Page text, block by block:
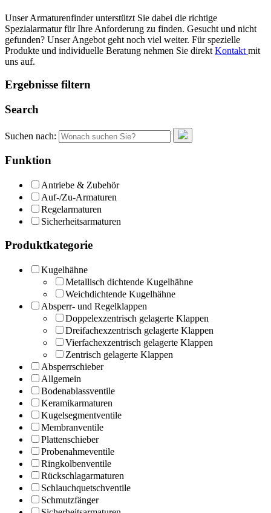
Unser Armaturenfinder unterstützt Sie dabei die richtige
Spezialarmatur für Ihre Anforderung zu finden. Gesucht und nicht
gefunden? Unser Angebot geht noch viel weiter. Für spezielle
Produkte und individuelle Beratung nehmen Sie direkt Kontakt mit
uns auf.
Ergebnisse filtern
Search
Suchen nach:
Funktion
Antriebe & Zubehör
Auf-/Zu-Armaturen
Regelarmaturen
Sicherheitsarmaturen
Produktkategorie
Kugelhähne
Metallisch dichtende Kugelhähne
Weichdichtende Kugelhähne
Absperr- und Regelklappen
Doppelexzentrisch gelagerte Klappen
Dreifachexzentrisch gelagerte Klappen
Vierfachexzentrisch gelagerte Klappen
Zentrisch gelagerte Klappen
Absperrschieber
Allgemein
Bodenablassventile
Keramikarmaturen
Kugelsegmentventile
Membranventile
Plattenschieber
Probenahmeventile
Ringkolbenventile
Rückschlagarmaturen
Schlauchquetschventile
Schmutzfänger